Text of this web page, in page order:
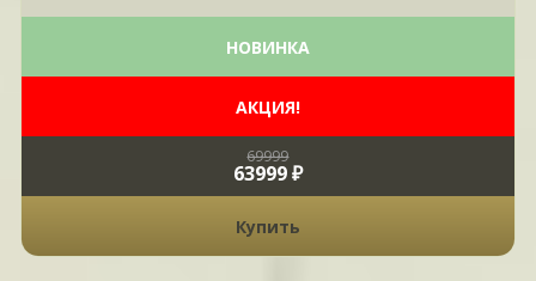
НОВИНКА
АКЦИЯ!
69999
63999 ₽
Купить